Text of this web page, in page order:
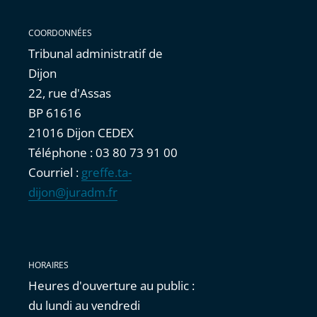
COORDONNÉES
Tribunal administratif de
Dijon
22, rue d'Assas
BP 61616
21016 Dijon CEDEX
Téléphone : 03 80 73 91 00
Courriel : greffe.ta-
dijon@juradm.fr
HORAIRES
Heures d'ouverture au public :
du lundi au vendredi